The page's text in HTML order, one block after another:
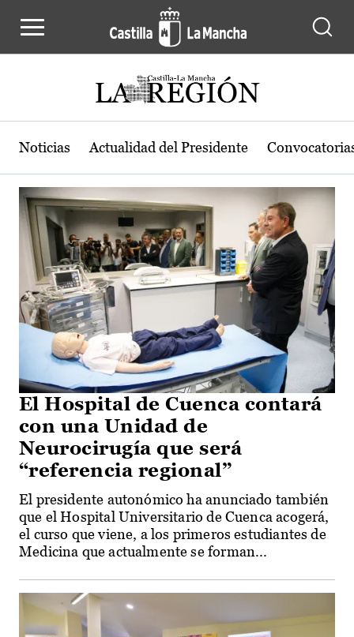
Actualidad de la región de Castilla-
Noticias Actualidad del Presidente
El Hospital de Cuenca contará
con una Unidad de
Neurocirugía que será
“referencia regional”
El presidente autonómico ha anunciado también
que el Hospital Universitario de Cuenca acogerá,
el curso que viene, a los primeros estudiantes de
Medicina que actualmente se forman...